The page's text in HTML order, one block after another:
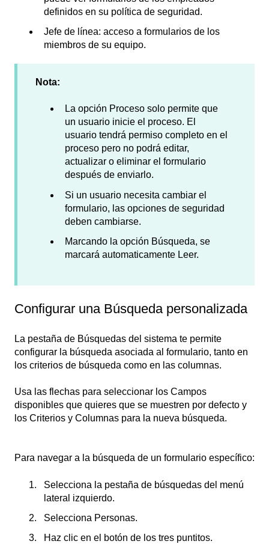
definidos en su política de seguridad.
Jefe de línea: acceso a formularios de los
miembros de su equipo.
Nota:
La opción Proceso solo permite que
un usuario inicie el proceso. El
usuario tendrá permiso completo en el
proceso pero no podrá editar,
actualizar o eliminar el formulario
después de enviarlo.
Si un usuario necesita cambiar el
formulario, las opciones de seguridad
deben cambiarse.
Marcando la opción Búsqueda, se
marcará automaticamente Leer.
Configurar una Búsqueda personalizada
La pestaña de Búsquedas del sistema te permite
configurar la búsqueda asociada al formulario, tanto en
los criterios de búsqueda como en las columnas.
Usa las flechas para seleccionar los Campos
disponibles que quieres que se muestren por defecto y
los Criterios y Columnas para la nueva búsqueda.
Para navegar a la búsqueda de un formulario específico:
Selecciona la pestaña de búsquedas del menú
lateral izquierdo.
Selecciona Personas.
Haz clic en el botón de los tres puntitos.